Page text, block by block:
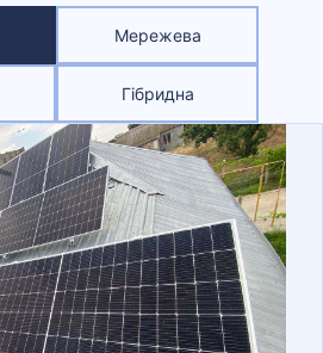
Мережева
Гібридна